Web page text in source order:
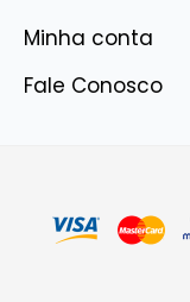
Minha conta
Fale Conosco